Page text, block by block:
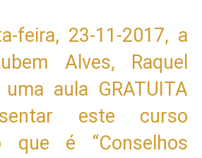
feira, 23-11-2017, a
Alves, Raquel
aula GRATUITA
este curso
que é “Conselhos